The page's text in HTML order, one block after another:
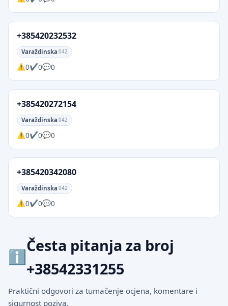
+385420232532
Varaždinska 042
0 0 0
+385420272154
Varaždinska 042
0 0 0
+385420342080
Varaždinska 042
0 0 0
Česta pitanja za broj
+38542331255
Praktični odgovori za tumačenje ocjena, komentare i
sigurnost poziva.